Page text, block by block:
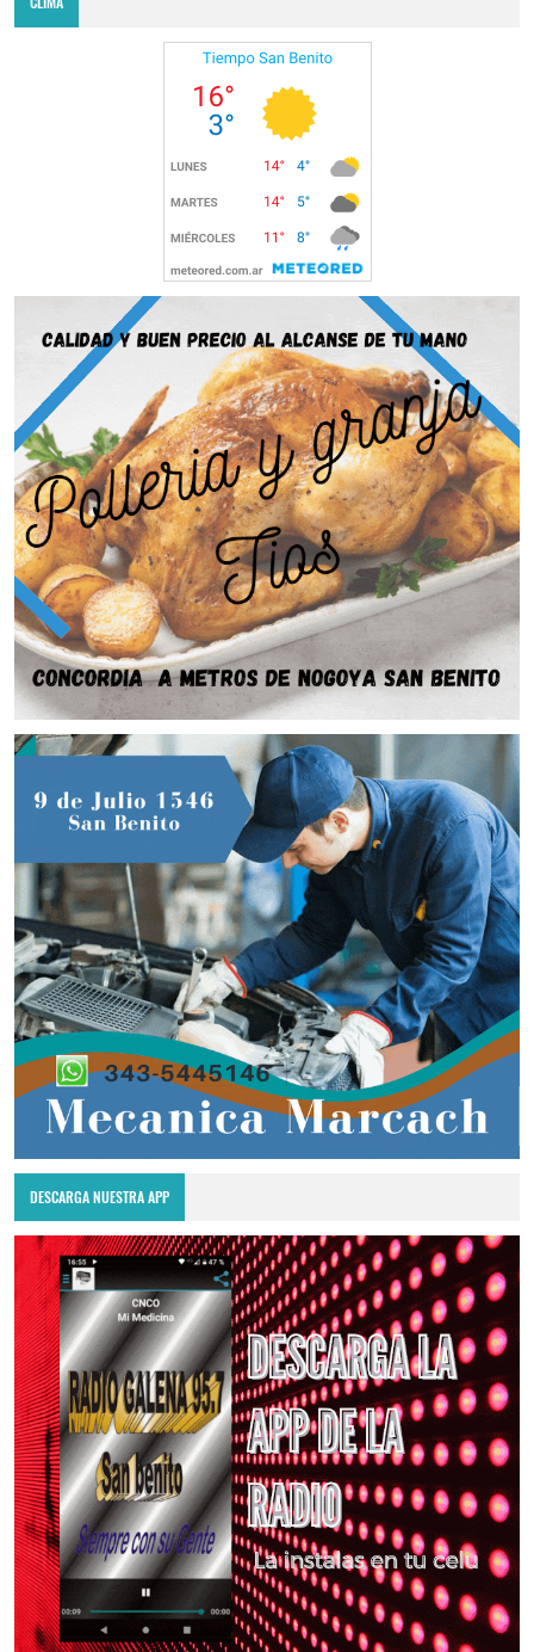
DESCARGA NUESTRA APP